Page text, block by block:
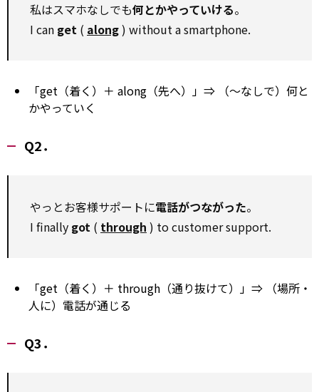
私はスマホなしでも何とかやっていける。
I can get ( along) without a smartphone.
「get（着く）＋ along（先へ）」⇒ （～なしで）何と
かやっていく
Q2．
やっとお客様サポートに電話がつながった。
I finally got ( through ) to customer support.
「get（着く）＋ through（通り抜けて）」⇒ （場所・
人に）電話が通じる
Q3．